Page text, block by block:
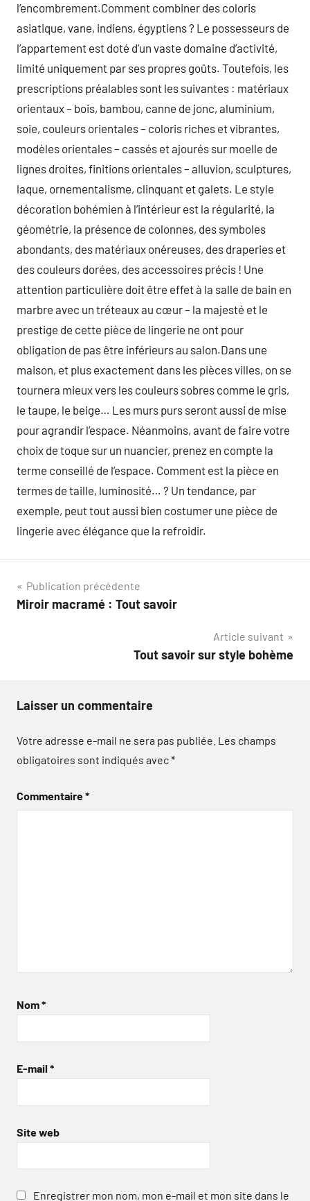
l’encombrement.Comment combiner des coloris
asiatique, vane, indiens, égyptiens ? Le possesseurs de
l’appartement est doté d’un vaste domaine d’activité,
limité uniquement par ses propres goûts. Toutefois, les
prescriptions préalables sont les suivantes : matériaux
orientaux – bois, bambou, canne de jonc, aluminium,
soie, couleurs orientales – coloris riches et vibrantes,
modèles orientales – cassés et ajourés sur moelle de
lignes droites, finitions orientales – alluvion, sculptures,
laque, ornementalisme, clinquant et galets. Le style
décoration bohémien à l’intérieur est la régularité, la
géométrie, la présence de colonnes, des symboles
abondants, des matériaux onéreuses, des draperies et
des couleurs dorées, des accessoires précis ! Une
attention particulière doit être effet à la salle de bain en
marbre avec un tréteaux au cœur – la majesté et le
prestige de cette pièce de lingerie ne ont pour
obligation de pas être inférieurs au salon.Dans une
maison, et plus exactement dans les pièces villes, on se
tournera mieux vers les couleurs sobres comme le gris,
le taupe, le beige… Les murs purs seront aussi de mise
pour agrandir l’espace. Néanmoins, avant de faire votre
choix de toque sur un nuancier, prenez en compte la
terme conseillé de l’espace. Comment est la pièce en
termes de taille, luminosité… ? Un tendance, par
exemple, peut tout aussi bien costumer une pièce de
lingerie avec élégance que la refroidir.
Navigation
de
Publication précédente
Miroir macramé : Tout savoir
Article suivant
Tout savoir sur style bohème
Laisser un commentaire
Votre adresse e-mail ne sera pas publiée. Les champs
obligatoires sont indiqués avec*
Commentaire*
Nom*
E-mail *
Site web
Enregistrer mon nom, mon e-mail et mon site dans le